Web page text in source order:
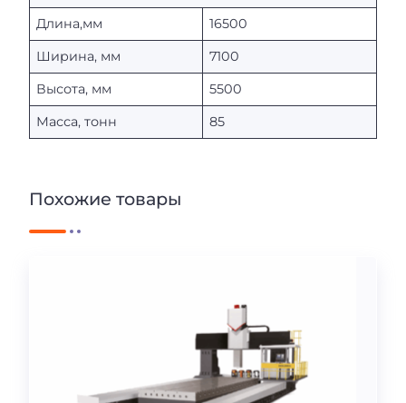
Длина,мм
16500
Ширина, мм
7100
Высота, мм
5500
Масса, тонн
85
Похожие товары